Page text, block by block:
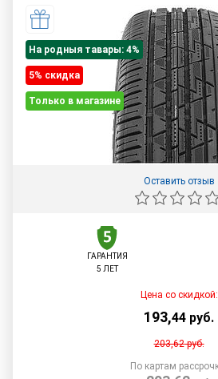
На родныя тавары: 4%
5% cкидка
Только в магазине
Оставить отзыв
ГАРАНТИЯ
5 ЛЕТ
Цена со скидкой:
193,44 руб.
203,62руб.
По картам